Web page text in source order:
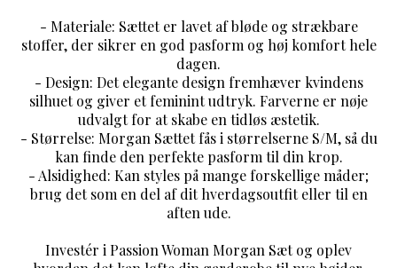
- Materiale: Sættet er lavet af bløde og strækbare
stoffer, der sikrer en god pasform og høj komfort hele
dagen.
- Design: Det elegante design fremhæver kvindens
silhuet og giver et feminint udtryk. Farverne er nøje
udvalgt for at skabe en tidløs æstetik.
- Størrelse: Morgan Sættet fås i størrelserne S/M, så du
kan finde den perfekte pasform til din krop.
- Alsidighed: Kan styles på mange forskellige måder;
brug det som en del af dit hverdagsoutfit eller til en
aften ude.
Investér i Passion Woman Morgan Sæt og oplev